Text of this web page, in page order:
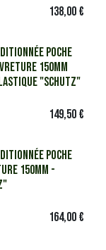
138,00€
poche
150mm
"Schutz"
149,50€
poche
150mm -
164,00€